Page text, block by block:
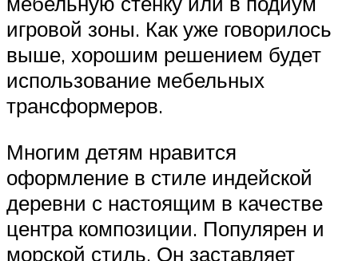
игровой зоны. Как уже говорилось
выше, хорошим решением будет
использование мебельных
трансформеров.
Многим детям нравится
оформление в стиле индейской
деревни с настоящим в качестве
центра композиции. Популярен и
морской стиль. Он заставляет